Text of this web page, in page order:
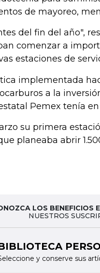
de mayoreo,
del fin del año",
comenzar a
estaciones de
implementada
a la
Pemex tenía en
su primera
planeaba abrir
LOS BENEFICIOS
NUESTROS
y conserve sus